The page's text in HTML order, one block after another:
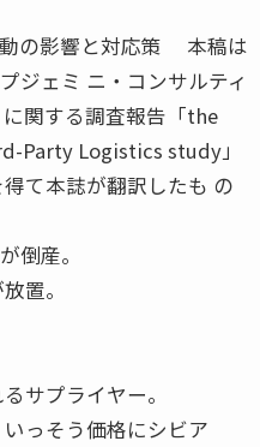
の影響と対応策 本稿は
ジェミ ニ・コンサルティ
関する調査報告「the
Party Logistics study」
て本誌が翻訳したも の
倒産。
置。
サプライヤー。
っそう価格にシビア